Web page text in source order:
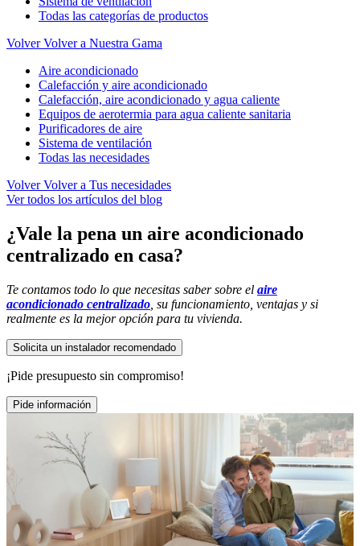
Todas las categorías de productos
Volver Volver a Nuestra Gama
Aire acondicionado
Calefacción y aire acondicionado
Calefacción, aire acondicionado y agua caliente
Equipos de aerotermia para agua caliente sanitaria
Purificadores de aire
Sistema de ventilación
Todas las necesidades
Volver Volver a Tus necesidades
Ver todos los artículos del blog
¿Vale la pena un aire acondicionado
centralizado en casa?
Te contamos todo lo que necesitas saber sobre el aire
acondicionado centralizado , su funcionamiento, ventajas y si
realmente es la mejor opción para tu vivienda.
Solicita un instalador recomendado
¡Pide presupuesto sin compromiso!
Pide información